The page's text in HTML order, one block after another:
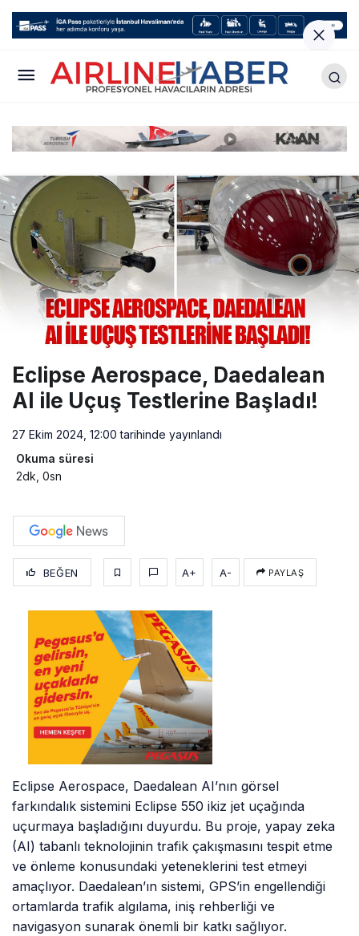
Eclipse Aerospace, Daedalean
AI ile Uçuş Testlerine Başladı!
27 Ekim 2024, 12:00 tarihinde yayınlandı
Okuma süresi
2dk, 0sn
BEĞEN A+ A- PAYLAŞ
Eclipse Aerospace, Daedalean AI’nın görsel
farkındalık sistemini Eclipse 550 ikiz jet uçağında
uçurmaya başladığını duyurdu. Bu proje, yapay zeka
(AI) tabanlı teknolojinin trafik çakışmasını tespit etme
ve önleme konusundaki yeteneklerini test etmeyi
amaçlıyor. Daedalean’ın sistemi, GPS’in engellendiği
ortamlarda trafik algılama, iniş rehberliği ve
navigasyon sunarak önemli bir katkı sağlıyor.